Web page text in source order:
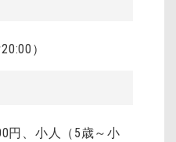
）
円、小人（5歳～小